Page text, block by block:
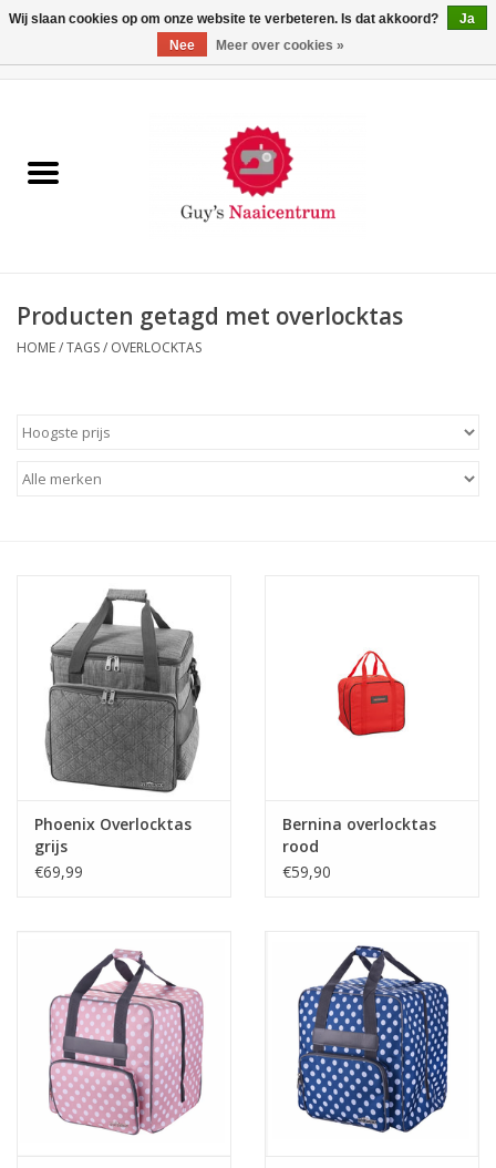
Machines
Paspoppen
Opbergsystemen
Breien en haken
Handwerk
Workshop
Sale / Coupons
Cadeaubonnen
Guy's blog
Loyalty
Producten getagd met overlocktas
HOME/TAGS/ OVERLOCKTAS
Phoenix Overlocktas
grijs
€69,99
Bernina overlocktas
rood
€59,90
Wij slaan cookies op om onze website te verbeteren. Is dat akkoord?
Ja
Nee
Meer over cookies »